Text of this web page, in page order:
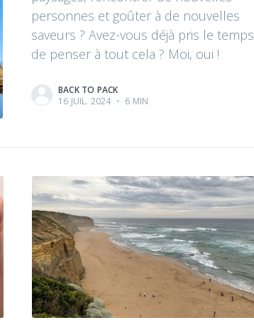
personnes et goûter à de nouvelles
saveurs ? Avez-vous déjà pris le temps
de penser à tout cela ? Moi, oui !
BACK TO PACK
16 JUIL. 2024 • 6 MIN